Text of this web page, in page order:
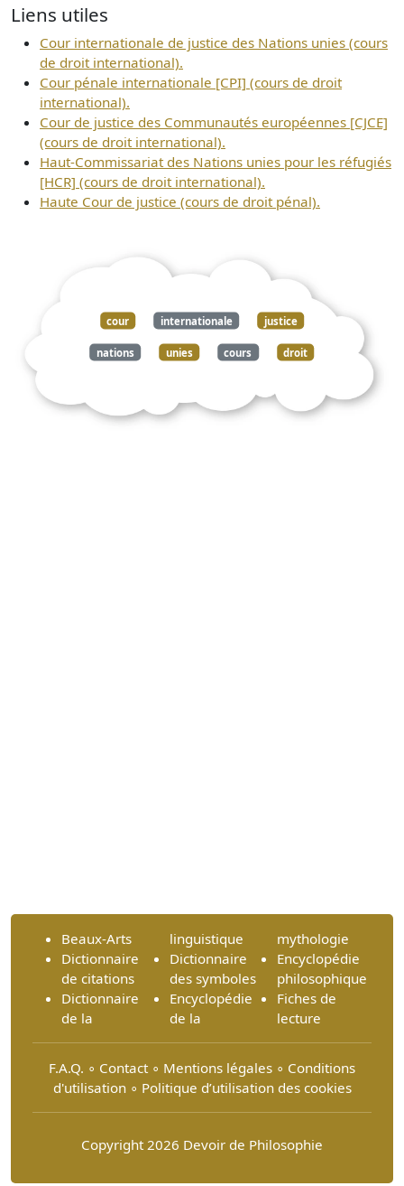
Liens utiles
Cour internationale de justice des Nations unies (cours
de droit international).
Cour pénale internationale [CPI] (cours de droit
international).
Cour de justice des Communautés européennes [CJCE]
(cours de droit international).
Haut-Commissariat des Nations unies pour les réfugiés
[HCR] (cours de droit international).
Haute Cour de justice (cours de droit pénal).
cour internationale justice
nations unies cours droit
Beaux-Arts
Dictionnaire
de citations
Dictionnaire
de la
linguistique
Dictionnaire
des symboles
Encyclopédie
de la
mythologie
Encyclopédie
philosophique
Fiches de
lecture
F.A.Q. ∘ Contact ∘ Mentions légales ∘ Conditions
d'utilisation∘ Politique d’utilisation des cookies
Copyright 2026 Devoir de Philosophie